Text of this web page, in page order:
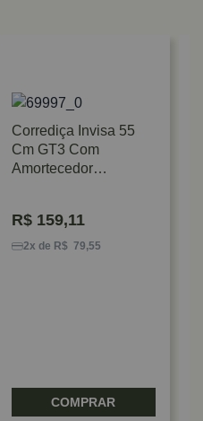
Corrediça Invisa 55
Cm GT3 Com
Amortecedor
R$ 159,11
2x de R$ 79,55
COMPRAR